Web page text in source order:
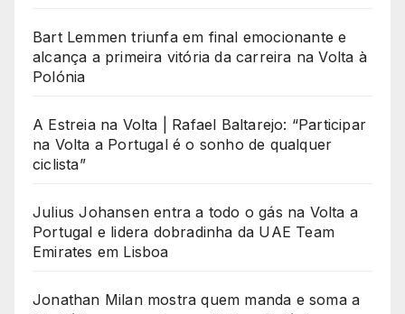
Bart Lemmen triunfa em final emocionante e
alcança a primeira vitória da carreira na Volta à
Polónia
A Estreia na Volta | Rafael Baltarejo: “Participar
na Volta a Portugal é o sonho de qualquer
ciclista”
Julius Johansen entra a todo o gás na Volta a
Portugal e lidera dobradinha da UAE Team
Emirates em Lisboa
Jonathan Milan mostra quem manda e soma a